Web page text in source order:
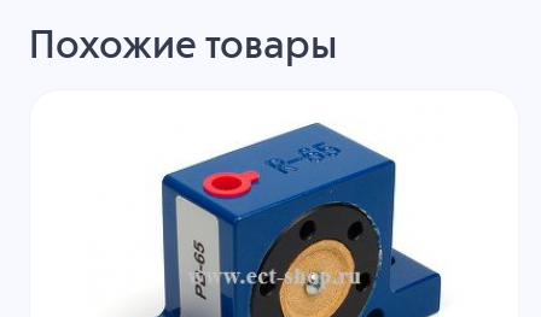
Похожие товары